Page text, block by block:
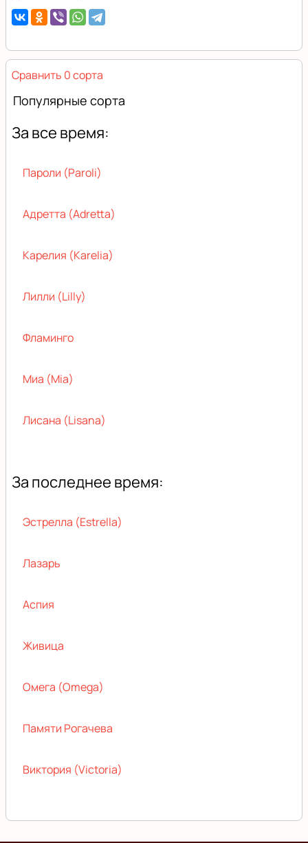
Сравнить 0 сорта
Популярные сорта
За все время:
Пароли (Paroli)
Адретта (Adretta)
Карелия (Karelia)
Лилли (Lilly)
Фламинго
Миа (Mia)
Лисана (Lisana)
За последнее время:
Эстрелла (Estrella)
Лазарь
Аспия
Живица
Омега (Omega)
Памяти Рогачева
Виктория (Victoria)